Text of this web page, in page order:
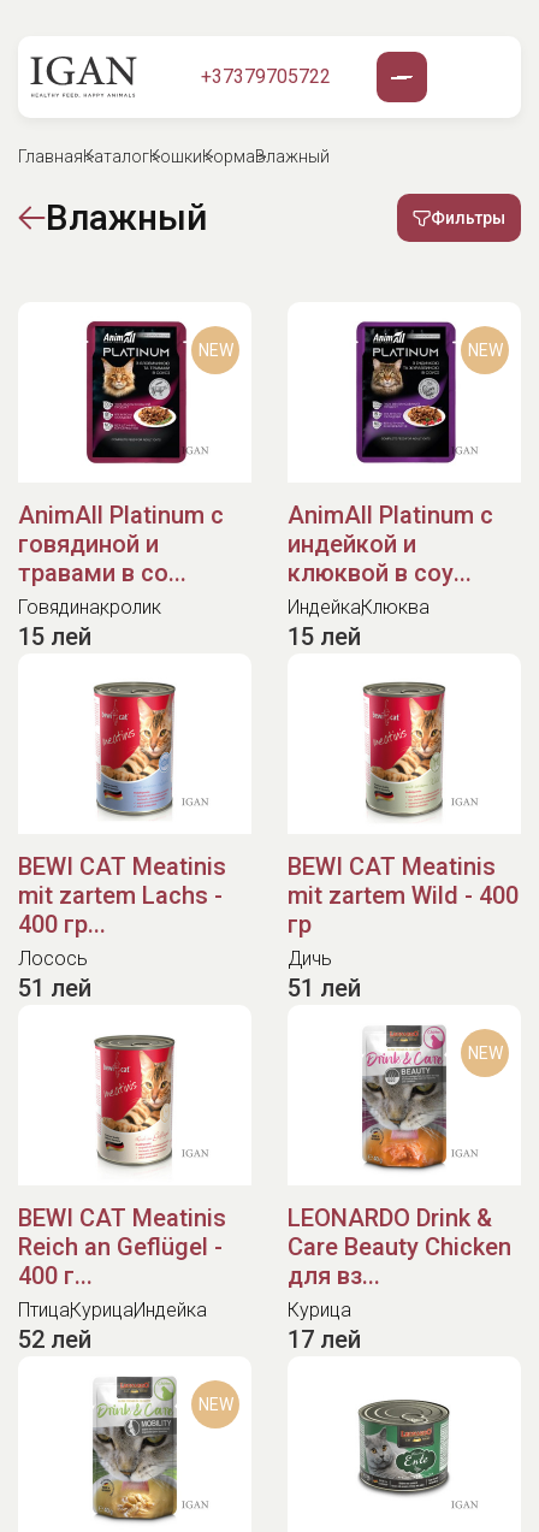
+37379705722
ГлавнаяКаталогКошкиКормаВлажный
Влажный Фильтры
NEW
AnimAll Platinum с
говядиной и
травами в со...
Говядинакролик
15 лей
NEW
AnimAll Platinum с
индейкой и
клюквой в соу...
ИндейкаКлюква
15 лей
BEWI CAT Meatinis
mit zartem Lachs -
400 гр...
Лосось
51 лей
BEWI CAT Meatinis
mit zartem Wild - 400
гр
Дичь
51 лей
BEWI CAT Meatinis
Reich an Geflügel -
400 г...
ПтицаКурицаИндейка
52 лей
NEW
LEONARDO Drink &
Care Beauty Chicken
для вз...
Курица
17 лей
NEW